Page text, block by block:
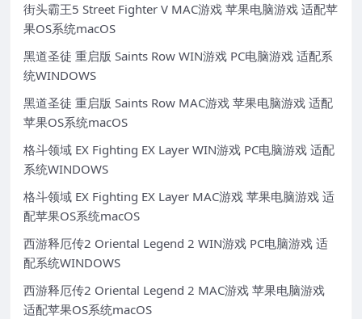
街头霸王5 Street Fighter V MAC游戏 苹果电脑游戏 适配苹
果OS系统macOS
黑道圣徒 重启版 Saints Row WIN游戏 PC电脑游戏 适配系
统WINDOWS
黑道圣徒 重启版 Saints Row MAC游戏 苹果电脑游戏 适配
苹果OS系统macOS
格斗领域 EX Fighting EX Layer WIN游戏 PC电脑游戏 适配
系统WINDOWS
格斗领域 EX Fighting EX Layer MAC游戏 苹果电脑游戏 适
配苹果OS系统macOS
西游释厄传2 Oriental Legend 2 WIN游戏 PC电脑游戏 适
配系统WINDOWS
西游释厄传2 Oriental Legend 2 MAC游戏 苹果电脑游戏
适配苹果OS系统macOS